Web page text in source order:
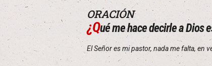
ORACIÓN
¿Qué me hace decirle a Dios
El Señor es mi pastor, nada me falta, en